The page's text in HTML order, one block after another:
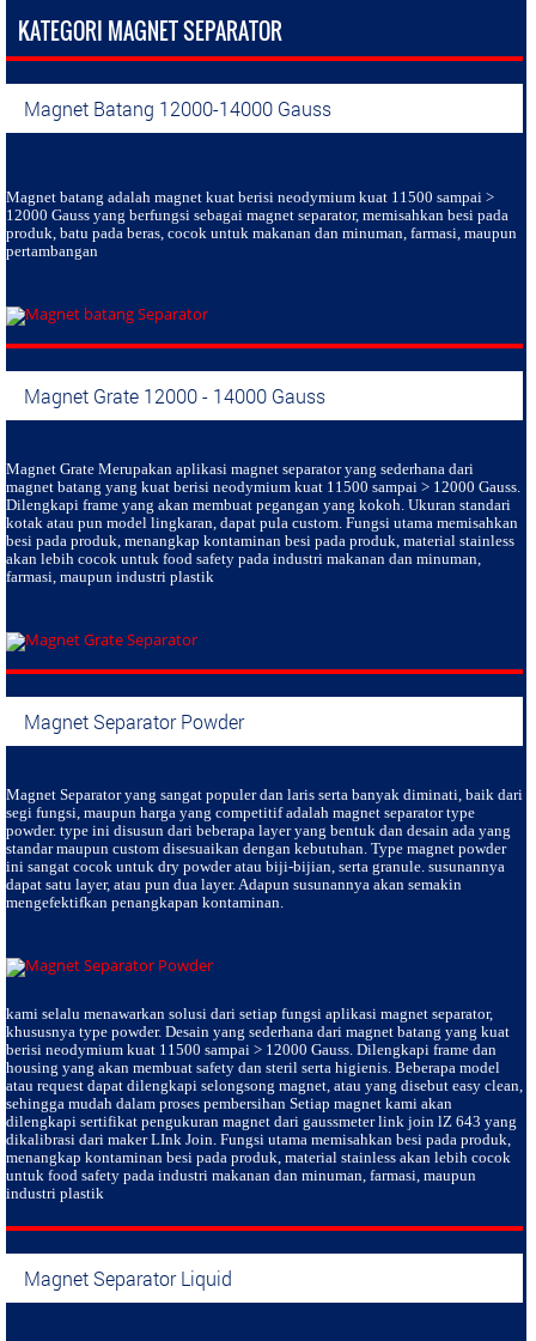
KATEGORI MAGNET SEPARATOR
Magnet Batang 12000-14000 Gauss
Magnet batang adalah magnet kuat berisi neodymium kuat 11500 sampai >
12000 Gauss yang berfungsi sebagai magnet separator, memisahkan besi pada
produk, batu pada beras, cocok untuk makanan dan minuman, farmasi, maupun
pertambangan
Magnet Grate 12000 - 14000 Gauss
Magnet Grate Merupakan aplikasi magnet separator yang sederhana dari
magnet batang yang kuat berisi neodymium kuat 11500 sampai > 12000 Gauss.
Dilengkapi frame yang akan membuat pegangan yang kokoh. Ukuran standari
kotak atau pun model lingkaran, dapat pula custom. Fungsi utama memisahkan
besi pada produk, menangkap kontaminan besi pada produk, material stainless
akan lebih cocok untuk food safety pada industri makanan dan minuman,
farmasi, maupun industri plastik
Magnet Separator Powder
Magnet Separatoryang sangat populer dan laris serta banyak diminati, baik dari
segi fungsi, maupun harga yang competitif adalah magnet separator type
powder. type ini disusun dari beberapa layer yang bentuk dan desain ada yang
standar maupun custom disesuaikan dengan kebutuhan. Type magnet powder
ini sangat cocok untuk dry powder atau biji-bijian, serta granule. susunannya
dapat satu layer, atau pun dua layer. Adapun susunannya akan semakin
mengefektifkan penangkapan kontaminan.
kami selalu menawarkan solusi dari setiap fungsi aplikasi magnet separator,
khususnya type powder. Desain yang sederhana dari magnet batang yang kuat
berisi neodymium kuat 11500 sampai > 12000 Gauss. Dilengkapi frame dan
housing yang akan membuat safety dan steril serta higienis. Beberapa model
atau request dapat dilengkapi selongsong magnet, atau yang disebut easy clean,
sehingga mudah dalam proses pembersihan Setiap magnet kami akan
dilengkapi sertifikat pengukuran magnet dari gaussmeter link join lZ 643 yang
dikalibrasi dari maker LInk Join. Fungsi utama memisahkan besi pada produk,
menangkap kontaminan besi pada produk, material stainless akan lebih cocok
untuk food safety pada industri makanan dan minuman, farmasi, maupun
industri plastik
Magnet Separator Liquid